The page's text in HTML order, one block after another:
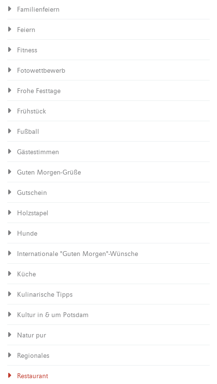
Familienfeiern
Feiern
Fitness
Fotowettbewerb
Frohe Festtage
Frühstück
Fußball
Gästestimmen
Guten Morgen-Grüße
Gutschein
Holzstapel
Hunde
Internationale "Guten Morgen"-Wünsche
Küche
Kulinarische Tipps
Kultur in & um Potsdam
Natur pur
Regionales
Restaurant